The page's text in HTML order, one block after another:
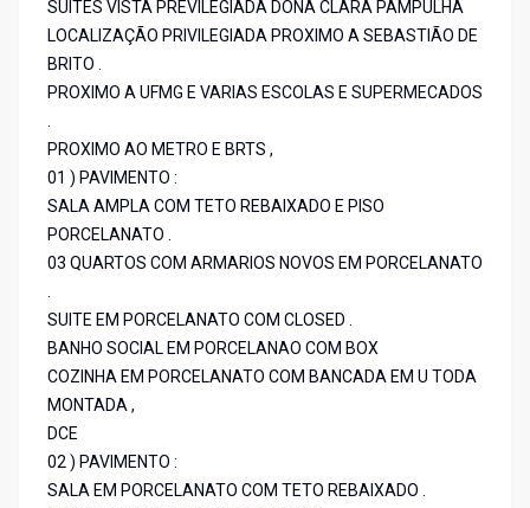
SUITES VISTA PREVILEGIADA DONA CLARA PAMPULHA
LOCALIZAÇÃO PRIVILEGIADA PROXIMO A SEBASTIÃO DE
BRITO .
PROXIMO A UFMG E VARIAS ESCOLAS E SUPERMECADOS
.
PROXIMO AO METRO E BRTS ,
01 ) PAVIMENTO :
SALA AMPLA COM TETO REBAIXADO E PISO
PORCELANATO .
03 QUARTOS COM ARMARIOS NOVOS EM PORCELANATO
.
SUITE EM PORCELANATO COM CLOSED .
BANHO SOCIAL EM PORCELANAO COM BOX
COZINHA EM PORCELANATO COM BANCADA EM U TODA
MONTADA ,
DCE
02 ) PAVIMENTO :
SALA EM PORCELANATO COM TETO REBAIXADO .